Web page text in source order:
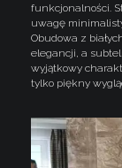
funkcjonalności.
uwagę
Obudowa z
elegancji, a
wyjątkowy
tylko piękny